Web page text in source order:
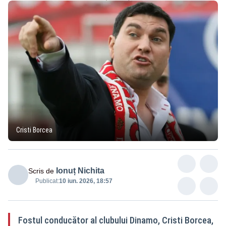
Cristi Borcea
Scris de Ionuț Nichita
Publicat:10 iun. 2026, 18:57
Fostul conducător al clubului Dinamo, Cristi Borcea,